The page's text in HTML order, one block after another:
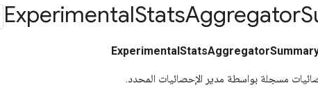
ExperimentalStatsAggregator
مسجلة بواسطة مدير الإحصائيات المحدد.